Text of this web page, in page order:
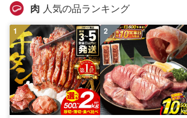
肉 人気の品ランキング
1 2